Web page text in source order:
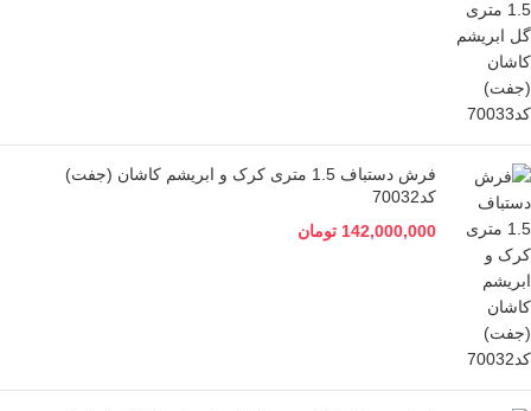
فرش دستباف 1.5 متری کرک و ابریشم کاشان (جفت)
کد70032
142,000,000 تومان